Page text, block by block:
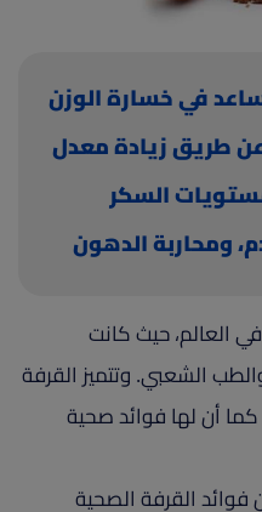
في خسارة الوزن
طريق زيادة معدل
السكر
ومحاربة الدهون
العالم، حيث كانت
الشعبي. وتتميز القرفة
كما أن لها فوائد صحية
القرفة الصحية